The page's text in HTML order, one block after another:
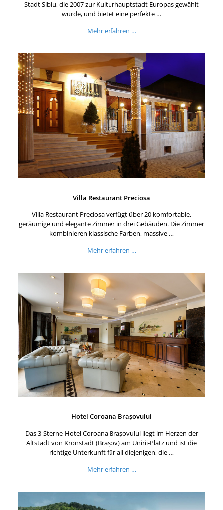
Stadt Sibiu, die 2007 zur Kulturhauptstadt Europas gewählt
wurde, und bietet eine perfekte …
Mehr erfahren …
Villa Restaurant Preciosa
Villa Restaurant Preciosa verfügt über 20 komfortable,
geräumige und elegante Zimmer in drei Gebäuden. Die Zimmer
kombinieren klassische Farben, massive …
Mehr erfahren …
Hotel Coroana Brașovului
Das 3-Sterne-Hotel Coroana Brașovului liegt im Herzen der
Altstadt von Kronstadt (Brașov) am Unirii-Platz und ist die
richtige Unterkunft für all diejenigen, die …
Mehr erfahren …